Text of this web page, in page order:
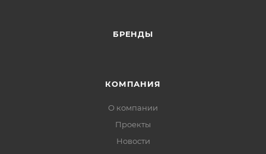
БРЕНДЫ
КОМПАНИЯ
О компании
Проекты
Новости